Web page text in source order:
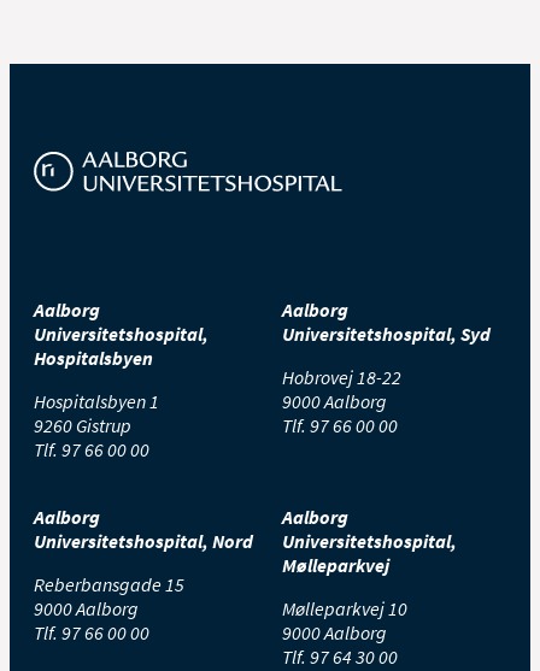
Aalborg
Universitetshospital,
Hospitalsbyen
Hospitalsbyen 1
9260 Gistrup
Tlf. 97 66 00 00
Aalborg
Universitetshospital, Syd
Hobrovej 18-22
9000 Aalborg
Tlf. 97 66 00 00
Aalborg
Universitetshospital, Nord
Reberbansgade 15
9000 Aalborg
Tlf. 97 66 00 00
Aalborg
Universitetshospital,
Mølleparkvej
Mølleparkvej 10
9000 Aalborg
Tlf. 97 64 30 00